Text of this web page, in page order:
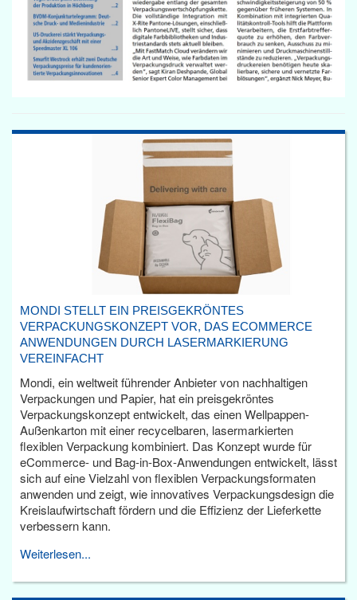
MONDI STELLT EIN PREISGEKRÖNTES
VERPACKUNGSKONZEPT VOR, DAS ECOMMERCE
ANWENDUNGEN DURCH LASERMARKIERUNG
VEREINFACHT
Mondi, ein weltweit führender Anbieter von nachhaltigen
Verpackungen und Papier, hat ein preisgekröntes
Verpackungskonzept entwickelt, das einen Wellpappen-
Außenkarton mit einer recycelbaren, lasermarkierten
flexiblen Verpackung kombiniert. Das Konzept wurde für
eCommerce- und Bag-in-Box-Anwendungen entwickelt, lässt
sich auf eine Vielzahl von flexiblen Verpackungsformaten
anwenden und zeigt, wie innovatives Verpackungsdesign die
Kreislaufwirtschaft fördern und die Effizienz der Lieferkette
verbessern kann.
Weiterlesen...